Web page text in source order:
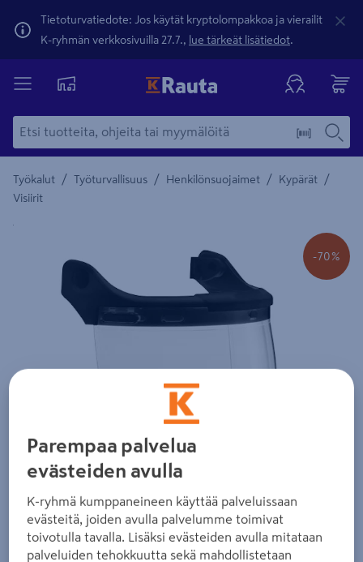
Tietoturvatiedote: Jos käytät kryptolompakkoa ja vierailit
K-ryhmän verkkosivuilla 27.7., lue tärkeät lisätiedot.
Työkalut / Työturvallisuus / Henkilönsuojaimet / Kypärät /
Visiirit
Yksityiskohtainen kuvaus löytyy Tuotteen kuvaus -
-70%
Parempaa palvelua
evästeiden avulla
K-ryhmä kumppaneineen käyttää palveluissaan
evästeitä, joiden avulla palvelumme toimivat
toivotulla tavalla. Lisäksi evästeiden avulla mitataan
palveluiden tehokkuutta sekä mahdollistetaan